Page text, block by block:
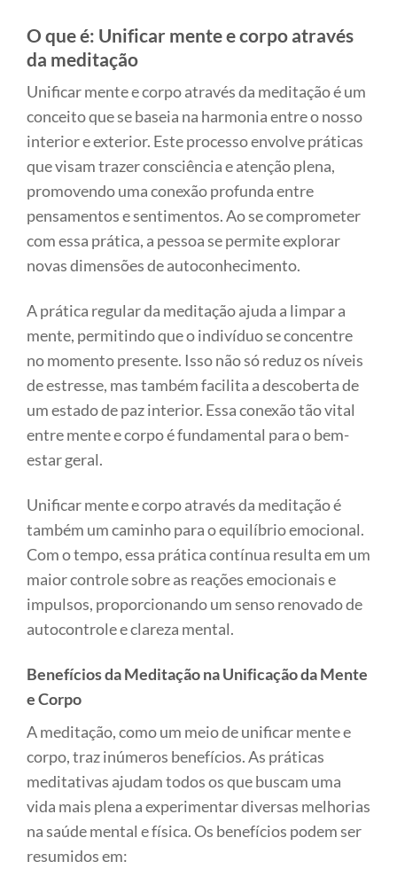
O que é: Unificar mente e corpo através
da meditação
Unificar mente e corpo através da meditação é um
conceito que se baseia na harmonia entre o nosso
interior e exterior. Este processo envolve práticas
que visam trazer consciência e atenção plena,
promovendo uma conexão profunda entre
pensamentos e sentimentos. Ao se comprometer
com essa prática, a pessoa se permite explorar
novas dimensões de autoconhecimento.
A prática regular da meditação ajuda a limpar a
mente, permitindo que o indivíduo se concentre
no momento presente. Isso não só reduz os níveis
de estresse, mas também facilita a descoberta de
um estado de paz interior. Essa conexão tão vital
entre mente e corpo é fundamental para o bem-
estar geral.
Unificar mente e corpo através da meditação é
também um caminho para o equilíbrio emocional.
Com o tempo, essa prática contínua resulta em um
maior controle sobre as reações emocionais e
impulsos, proporcionando um senso renovado de
autocontrole e clareza mental.
Benefícios da Meditação na Unificação da Mente
e Corpo
A meditação, como um meio de unificar mente e
corpo, traz inúmeros benefícios. As práticas
meditativas ajudam todos os que buscam uma
vida mais plena a experimentar diversas melhorias
na saúde mental e física. Os benefícios podem ser
resumidos em: